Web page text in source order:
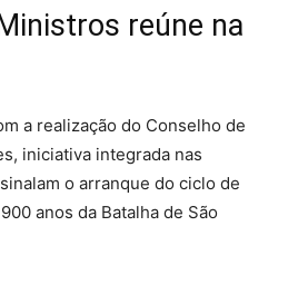
reúne na
a realização do Conselho de
iniciativa integrada nas
o arranque do ciclo de
anos da Batalha de São